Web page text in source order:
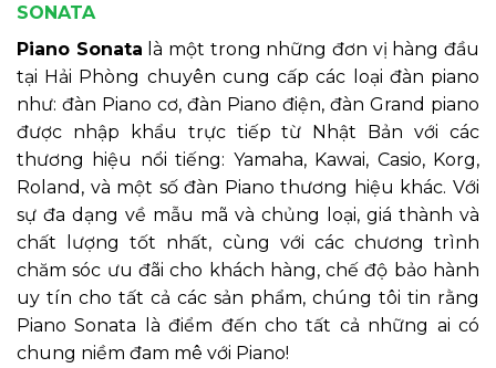
SONATA
Piano Sonata là một trong những đơn vị hàng đầu
tại Hải Phòng chuyên cung cấp các loại đàn piano
như: đàn Piano cơ, đàn Piano điện, đàn Grand piano
được nhập khẩu trực tiếp từ Nhật Bản với các
thương hiệu nổi tiếng: Yamaha, Kawai, Casio, Korg,
Roland, và một số đàn Piano thương hiệu khác. Với
sự đa dạng về mẫu mã và chủng loại, giá thành và
chất lượng tốt nhất, cùng với các chương trình
chăm sóc ưu đãi cho khách hàng, chế độ bảo hành
uy tín cho tất cả các sản phẩm, chúng tôi tin rằng
Piano Sonata là điểm đến cho tất cả những ai có
chung niềm đam mê với Piano!